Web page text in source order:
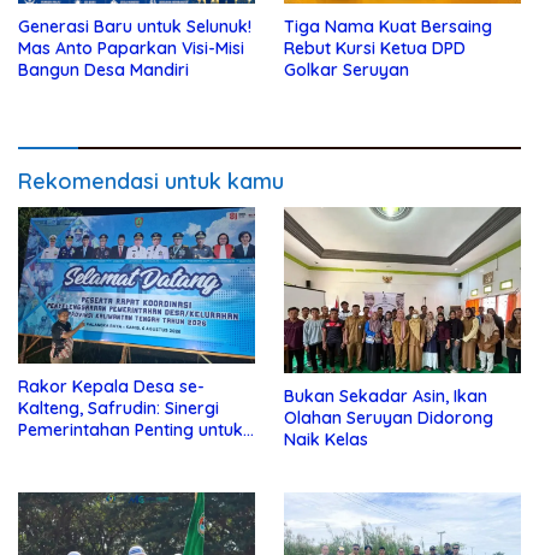
Generasi Baru untuk Selunuk!
Mas Anto Paparkan Visi-Misi
Bangun Desa Mandiri
Tiga Nama Kuat Bersaing
Rebut Kursi Ketua DPD
Golkar Seruyan
Rekomendasi untuk kamu
Rakor Kepala Desa se-
Kalteng, Safrudin: Sinergi
Pemerintahan Penting untuk
Bukan Sekadar Asin, Ikan
Olahan Seruyan Didorong
Naik Kelas